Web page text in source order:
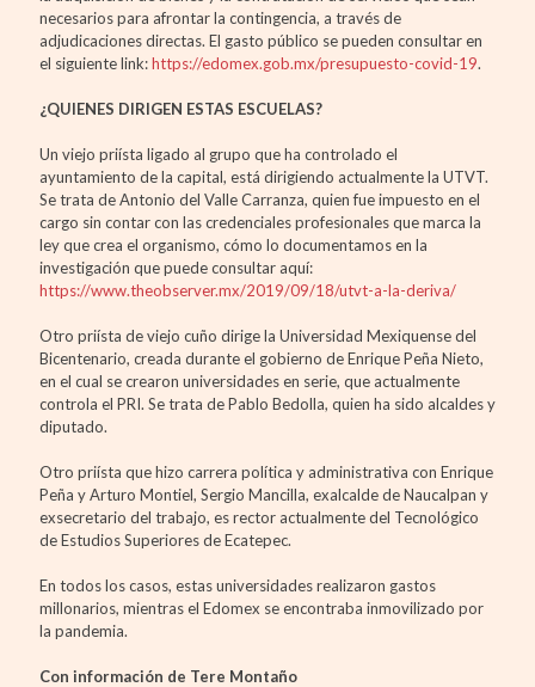
necesarios para afrontar la contingencia, a través de
adjudicaciones directas. El gasto público se pueden consultar en
el siguiente link:https://edomex.gob.mx/presupuesto-covid-19.
¿QUIENES DIRIGEN ESTAS ESCUELAS?
Un viejo priísta ligado al grupo que ha controlado el
ayuntamiento de la capital, está dirigiendo actualmente la UTVT.
Se trata de Antonio del Valle Carranza, quien fue impuesto en el
cargo sin contar con las credenciales profesionales que marca la
ley que crea el organismo, cómo lo documentamos en la
investigación que puede consultar aquí:
https://www.theobserver.mx/2019/09/18/utvt-a-la-deriva/
Otro priísta de viejo cuño dirige la Universidad Mexiquense del
Bicentenario, creada durante el gobierno de Enrique Peña Nieto,
en el cual se crearon universidades en serie, que actualmente
controla el PRI. Se trata de Pablo Bedolla, quien ha sido alcaldes y
diputado.
Otro priísta que hizo carrera política y administrativa con Enrique
Peña y Arturo Montiel, Sergio Mancilla, exalcalde de Naucalpan y
exsecretario del trabajo, es rector actualmente del Tecnológico
de Estudios Superiores de Ecatepec.
En todos los casos, estas universidades realizaron gastos
millonarios, mientras el Edomex se encontraba inmovilizado por
la pandemia.
Con información de Tere Montaño